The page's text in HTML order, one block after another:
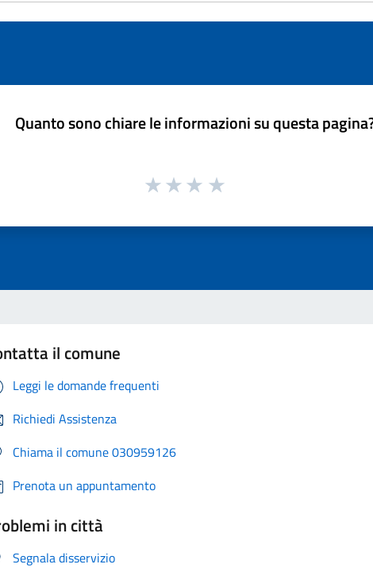
Quanto sono chiare le informazioni su questa
il comune
Leggi le domande frequenti
Richiedi Assistenza
Chiama il comune 030959126
Prenota un appuntamento
in città
Segnala disservizio